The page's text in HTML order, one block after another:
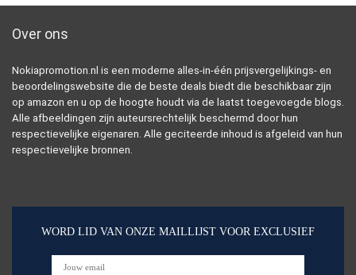
Over ons
Nokiapromotion.nl is een moderne alles-in-één prijsvergelijkings- en
beoordelingswebsite die de beste deals biedt die beschikbaar zijn
op amazon en u op de hoogte houdt via de laatst toegevoegde blogs.
Alle afbeeldingen zijn auteursrechtelijk beschermd door hun
respectievelijke eigenaren. Alle geciteerde inhoud is afgeleid van hun
respectievelijke bronnen.
WORD LID VAN ONZE MAILLIJST VOOR EXCLUSIEF